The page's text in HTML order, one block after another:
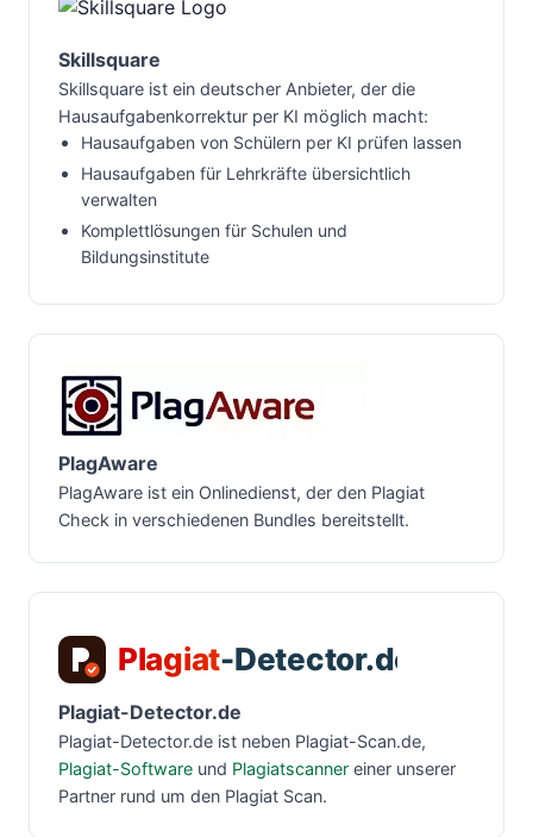
Skillsquare
Skillsquare ist ein deutscher Anbieter, der die
Hausaufgabenkorrektur per KI möglich macht:
Hausaufgaben von Schülern per KI prüfen lassen
Hausaufgaben für Lehrkräfte übersichtlich
verwalten
Komplettlösungen für Schulen und
Bildungsinstitute
PlagAware
PlagAware ist ein Onlinedienst, der den Plagiat
Check in verschiedenen Bundles bereitstellt.
Plagiat-Detector.de
Plagiat-Detector.de ist neben Plagiat-Scan.de,
Plagiat-Software und Plagiatscanner einer unserer
Partner rund um den Plagiat Scan.